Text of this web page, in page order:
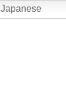
Japanese